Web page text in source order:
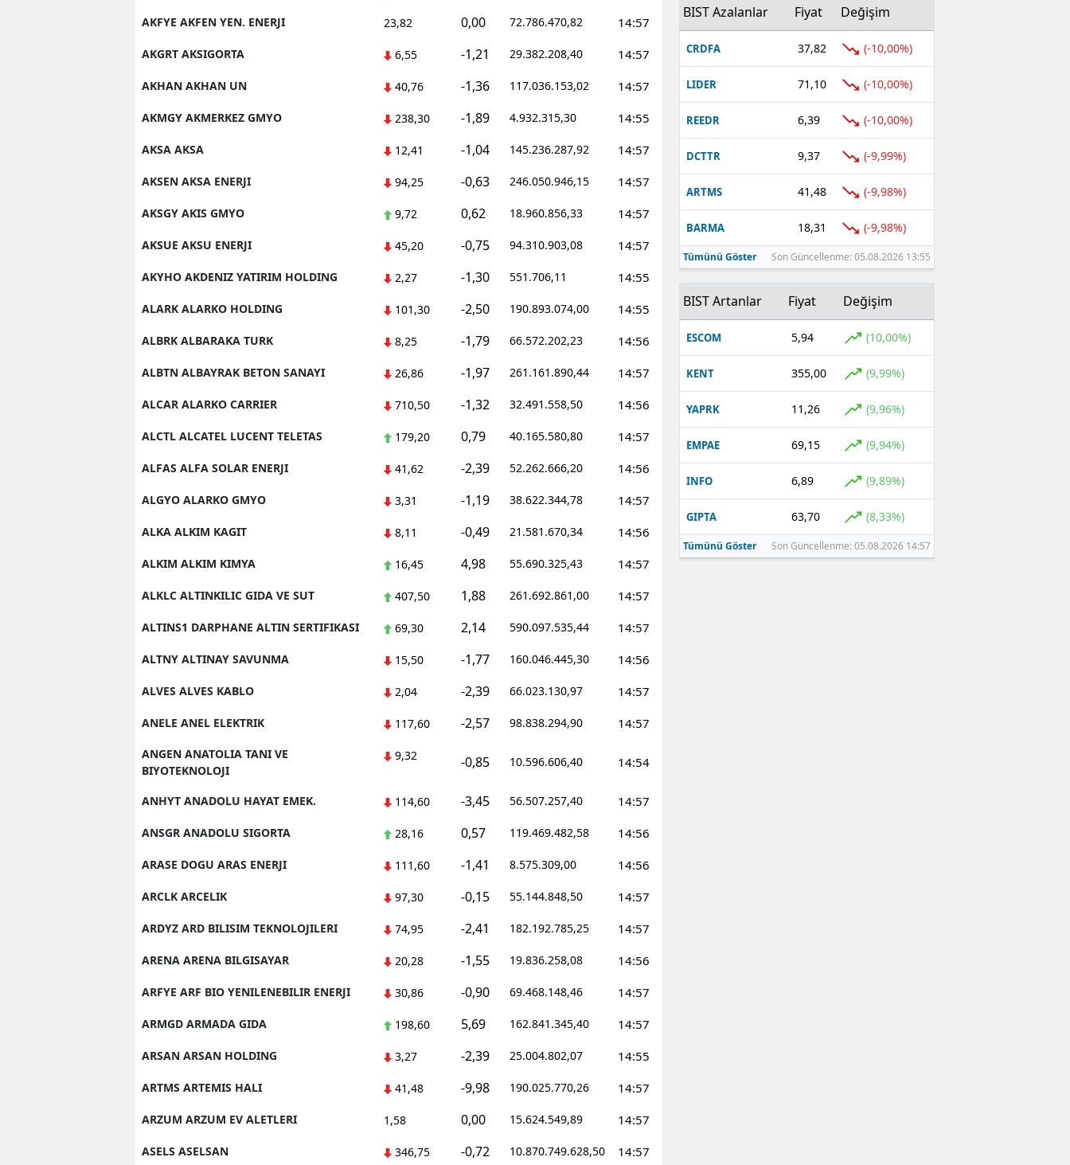
Kocaeli
Konya
Kütahya
Malatya
Manisa
Kahramanmaraş
Mardin
Muğla
Muş
Nevşehir
Niğde
Ordu
Rize
Sakarya
Van
Yozgat
Zonguldak
Aksaray
Bayburt
Karaman
Kırıkkale
Batman
AKFYE AKFEN YEN. ENERJI 23,82 0,00 72.786.470,82 14:57
AKGRT AKSIGORTA 6,55 -1,21 29.382.208,40 14:57
AKHAN AKHAN UN 40,76 -1,36 117.036.153,02 14:57
AKMGY AKMERKEZ GMYO 238,30 -1,89 4.932.315,30 14:55
AKSA AKSA 12,41 -1,04 145.236.287,92 14:57
AKSEN AKSA ENERJI 94,25 -0,63 246.050.946,15 14:57
AKSGY AKIS GMYO 9,72 0,62 18.960.856,33 14:57
AKSUE AKSU ENERJI 45,20 -0,75 94.310.903,08 14:57
AKYHO AKDENIZ YATIRIM HOLDING 2,27 -1,30 551.706,11 14:55
ALARK ALARKO HOLDING 101,30 -2,50 190.893.074,00 14:55
ALBRK ALBARAKA TURK 8,25 -1,79 66.572.202,23 14:56
ALBTN ALBAYRAK BETON SANAYI 26,86 -1,97 261.161.890,44 14:57
ALCAR ALARKO CARRIER 710,50 -1,32 32.491.558,50 14:56
ALCTL ALCATEL LUCENT TELETAS 179,20 0,79 40.165.580,80 14:57
ALFAS ALFA SOLAR ENERJI 41,62 -2,39 52.262.666,20 14:56
ALGYO ALARKO GMYO 3,31 -1,19 38.622.344,78 14:57
ALKA ALKIM KAGIT 8,11 -0,49 21.581.670,34 14:56
ALKIM ALKIM KIMYA 16,45 4,98 55.690.325,43 14:57
ALKLC ALTINKILIC GIDA VE SUT 407,50 1,88 261.692.861,00 14:57
ALTINS1 DARPHANE ALTIN SERTIFIKASI 69,30 2,14 590.097.535,44 14:57
ALTNY ALTINAY SAVUNMA 15,50 -1,77 160.046.445,30 14:56
ALVES ALVES KABLO 2,04 -2,39 66.023.130,97 14:57
ANELE ANEL ELEKTRIK 117,60 -2,57 98.838.294,90 14:57
ANGEN ANATOLIA TANI VE
BIYOTEKNOLOJI
9,32 -0,85 10.596.606,40 14:54
ANHYT ANADOLU HAYAT EMEK. 114,60 -3,45 56.507.257,40 14:57
ANSGR ANADOLU SIGORTA 28,16 0,57 119.469.482,58 14:56
ARASE DOGU ARAS ENERJI 111,60 -1,41 8.575.309,00 14:56
ARCLK ARCELIK 97,30 -0,15 55.144.848,50 14:57
ARDYZ ARD BILISIM TEKNOLOJILERI 74,95 -2,41 182.192.785,25 14:57
ARENA ARENA BILGISAYAR 20,28 -1,55 19.836.258,08 14:56
ARFYE ARF BIO YENILENEBILIR ENERJI 30,86 -0,90 69.468.148,46 14:57
ARMGD ARMADA GIDA 198,60 5,69 162.841.345,40 14:57
ARSAN ARSAN HOLDING 3,27 -2,39 25.004.802,07 14:55
ARTMS ARTEMIS HALI 41,48 -9,98 190.025.770,26 14:57
ARZUM ARZUM EV ALETLERI 1,58 0,00 15.624.549,89 14:57
ASELS ASELSAN 346,75 -0,72 10.870.749.628,50 14:57
BIST Azalanlar Fiyat Değişim
CRDFA 37,82 (-10,00%)
LIDER 71,10 (-10,00%)
REEDR 6,39 (-10,00%)
DCTTR 9,37 (-9,99%)
ARTMS 41,48 (-9,98%)
BARMA 18,31 (-9,98%)
Tümünü Göster Son Güncellenme: 05.08.2026 13:55
BIST Artanlar Fiyat Değişim
ESCOM 5,94 (10,00%)
KENT 355,00 (9,99%)
YAPRK 11,26 (9,96%)
EMPAE 69,15 (9,94%)
INFO 6,89 (9,89%)
GIPTA 63,70 (8,33%)
Tümünü Göster Son Güncellenme: 05.08.2026 14:57